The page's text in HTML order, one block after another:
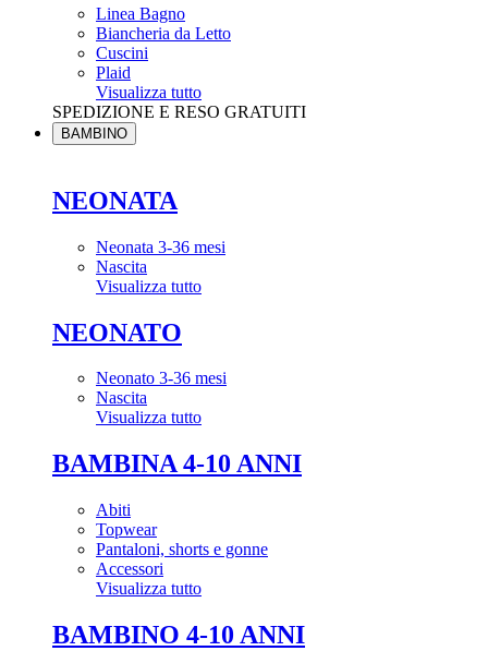
Linea Bagno
Biancheria da Letto
Cuscini
Plaid
Visualizza tutto
SPEDIZIONE E RESO GRATUITI
BAMBINO
NEONATA
Neonata 3-36 mesi
Nascita
Visualizza tutto
NEONATO
Neonato 3-36 mesi
Nascita
Visualizza tutto
BAMBINA 4-10 ANNI
Abiti
Topwear
Pantaloni, shorts e gonne
Accessori
Visualizza tutto
BAMBINO 4-10 ANNI